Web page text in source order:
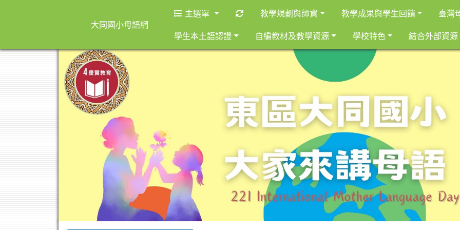
大同國小母語網
主選單 重新取得佈景設定
教學規劃與師資 教學成果與學生回饋 臺灣
學生本土語認證 自編教材及教學資源 學校特色 結合外部資源